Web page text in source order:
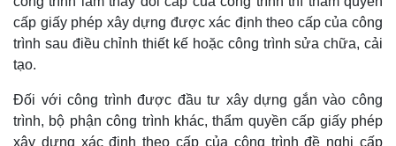
cấp giấy phép xây dựng được xác định theo cấp của công
trình sau điều chỉnh thiết kế hoặc công trình sửa chữa, cải
tạo.
Đối với công trình được đầu tư xây dựng gắn vào công
trình, bộ phận công trình khác, thẩm quyền cấp giấy phép
xây dựng xác định theo cấp của công trình đề nghị cấp